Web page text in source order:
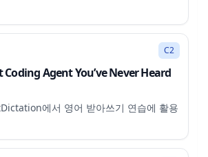
10:02
C2
Coding Agent You’ve Never Heard
에서 영어 받아쓰기 연습에 활용
3:26